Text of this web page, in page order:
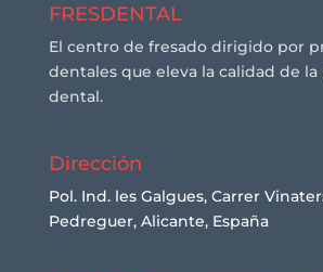
FRESDENTAL
El centro de fresado dirigido por
dentales que eleva la calidad de la
dental.
Dirección
Pol. Ind. les Galgues, Carrer
Pedreguer, Alicante, España